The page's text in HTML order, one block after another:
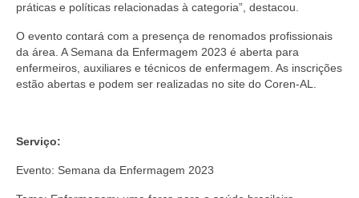
Ouvidoria
Contatos
práticas e políticas relacionadas à categoria”, destacou.
O evento contará com a presença de renomados profissionais
da área. A Semana da Enfermagem 2023 é aberta para
enfermeiros, auxiliares e técnicos de enfermagem. As inscrições
estão abertas e podem ser realizadas no site do Coren-AL.
Serviço:
Evento: Semana da Enfermagem 2023